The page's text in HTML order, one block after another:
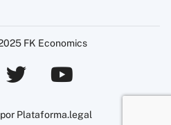
FK Economics
Plataforma.legal